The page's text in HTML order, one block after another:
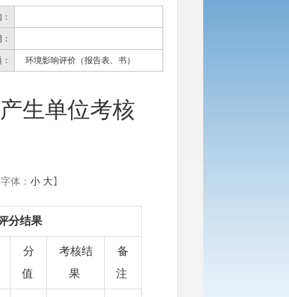
环境影响评价（报告表、书）
生单位考核
字体： 小 大】
分结果
分
值
考核结
果
备
注